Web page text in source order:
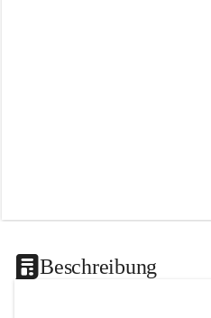
Beschreibung